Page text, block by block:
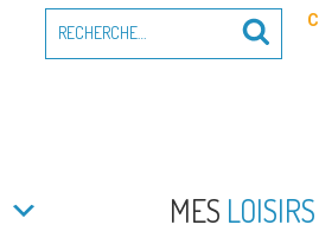
pour
MES LOISIRS